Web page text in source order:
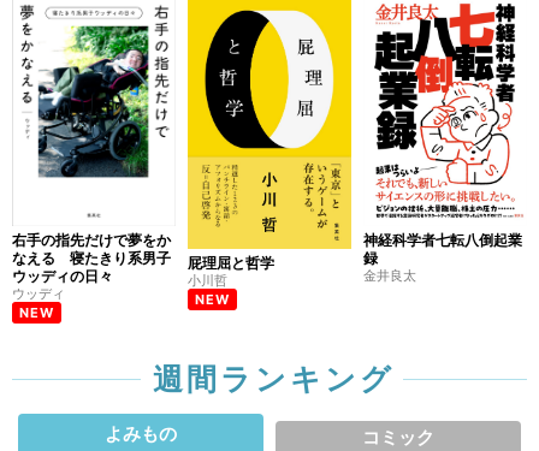
右手の指先だけで夢をか
なえる 寝たきり系男子
ウッディの日々
ウッディ
NEW
屁理屈と哲学
小川哲
NEW
神経科学者七転八倒起業
録
金井良太
週間ランキング
よみもの コミック